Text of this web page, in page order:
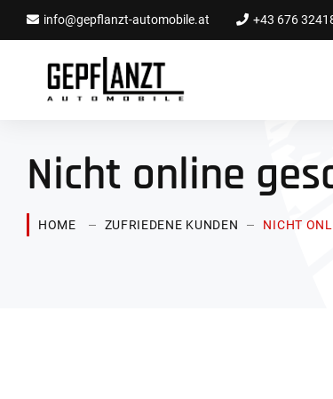
info@gepflanzt-automobile.at +43 676
Nicht online
HOME ZUFRIEDENE KUNDEN NICHT